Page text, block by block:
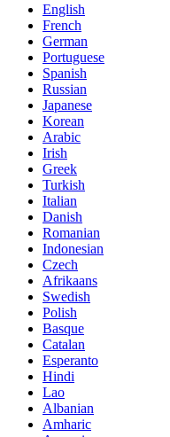
English
French
German
Portuguese
Spanish
Russian
Japanese
Korean
Arabic
Irish
Greek
Turkish
Italian
Danish
Romanian
Indonesian
Czech
Afrikaans
Swedish
Polish
Basque
Catalan
Esperanto
Hindi
Lao
Albanian
Amharic